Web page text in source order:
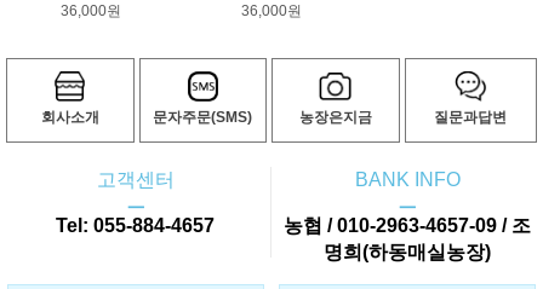
36,000원
36,000원
회사소개 문자주문(SMS) 농장은지금 질문과답변
고객센터
ㅡ
Tel: 055-884-4657
BANK INFO
ㅡ
농협 / 010-2963-4657-09 / 조
명희(하동매실농장)